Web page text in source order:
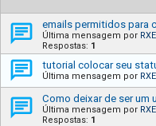
emails permitidos para
Última mensagem por
Respostas: 1
tutorial colocar seu
Última mensagem por
Como deixar de ser um
Última mensagem por
Respostas: 1